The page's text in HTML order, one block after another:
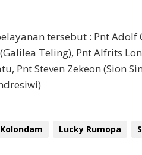
tersebut : Pnt Adolf
Teling), Pnt Alfrits
Pnt Steven Zekeon (Sion
Lucky Rumopa